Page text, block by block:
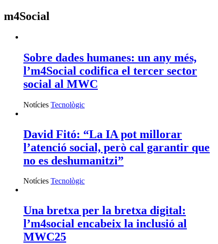
m4Social
Sobre dades humanes: un any més,
l’m4Social codifica el tercer sector
social al MWC
Notícies Tecnològic
David Fitó: “La IA pot millorar
l’atenció social, però cal garantir que
no es deshumanitzi”
Notícies Tecnològic
Una bretxa per la bretxa digital:
l’m4social encabeix la inclusió al
MWC25